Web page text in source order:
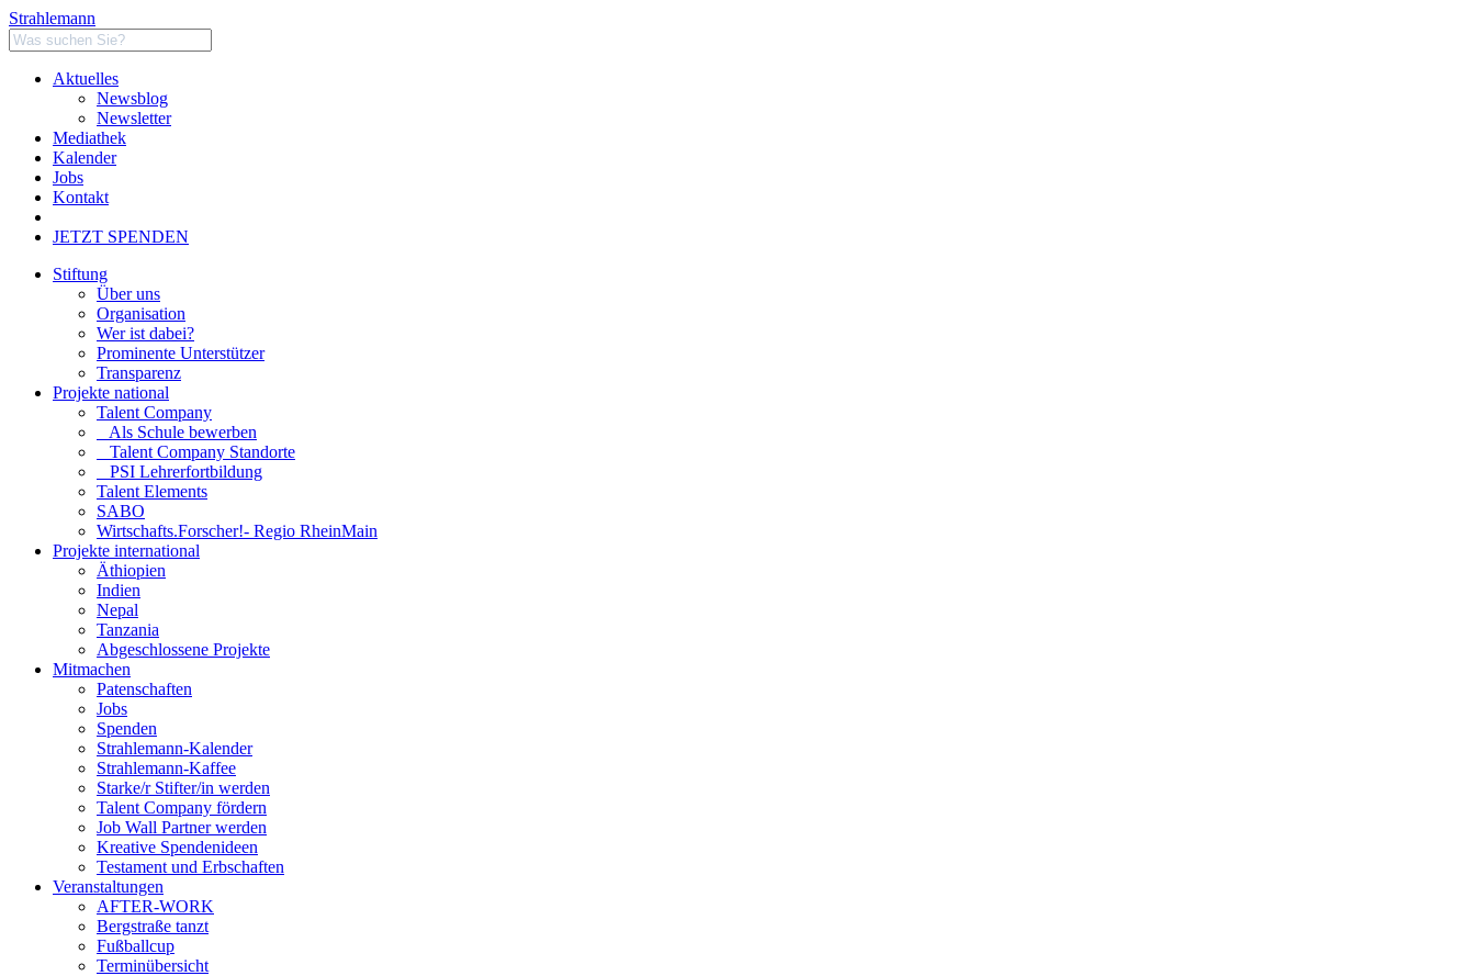
Strahlemann
Aktuelles
Newsblog
Newsletter
Mediathek
Kalender
Jobs
Kontakt
JETZT SPENDEN
Stiftung
Über uns
Organisation
Wer ist dabei?
Prominente Unterstützer
Transparenz
Projekte national
Talent Company
Als Schule bewerben
Talent Company Standorte
PSI Lehrerfortbildung
Talent Elements
SABO
Wirtschafts.Forscher!- Regio RheinMain
Projekte international
Äthiopien
Indien
Nepal
Tanzania
Abgeschlossene Projekte
Mitmachen
Patenschaften
Jobs
Spenden
Strahlemann-Kalender
Strahlemann-Kaffee
Starke/r Stifter/in werden
Talent Company fördern
Job Wall Partner werden
Kreative Spendenideen
Testament und Erbschaften
Veranstaltungen
AFTER-WORK
Bergstraße tanzt
Fußballcup
Terminübersicht